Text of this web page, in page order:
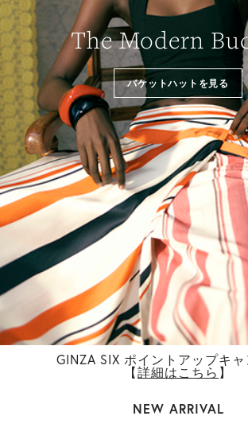
The Modern
バケットハットを見る
GINZA SIX ポイントアップキ
【詳細はこちら 】
NEW ARRIVAL